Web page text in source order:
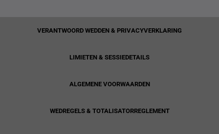
VERANTWOORD WEDDEN & PRIVACYVERKLARING
LIMIETEN & SESSIEDETAILS
ALGEMENE VOORWAARDEN
WEDREGELS & TOTALISATORREGLEMENT